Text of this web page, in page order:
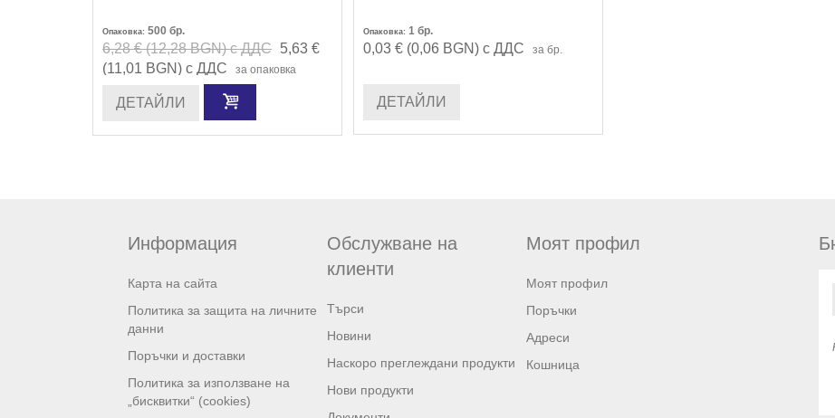
Опаковка: 500 бр.
6,28 € (12,28 BGN) с ДДС 5,63 €
(11,01 BGN) с ДДС
за опаковка
ДЕТАЙЛИ
Опаковка: 1 бр.
0,03 € (0,06 BGN) с ДДС за бр.
ДЕТАЙЛИ
Информация
Карта на сайта
Политика за защита на личните
данни
Поръчки и доставки
Политика за използване на
„бисквитки“ (cookies)
Обслужване на
клиенти
Търси
Новини
Наскоро преглеждани продукти
Нови продукти
Моят профил
Моят профил
Поръчки
Адреси
Кошница